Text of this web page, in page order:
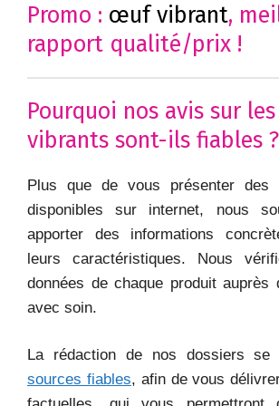
Promo : œuf vibrant,
rapport qualité/prix !
Pourquoi nos avis sur
vibrants sont-ils fiables ?
Plus que de vous présenter des
disponibles sur internet, nous
apporter des informations
leurs caractéristiques. Nous
données de chaque produit auprès
avec soin.
La rédaction de nos dossiers
sources fiables, afin de vous